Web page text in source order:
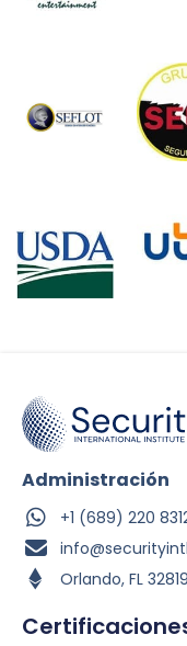
Administración
+1 (689) 220
Orlando, FL